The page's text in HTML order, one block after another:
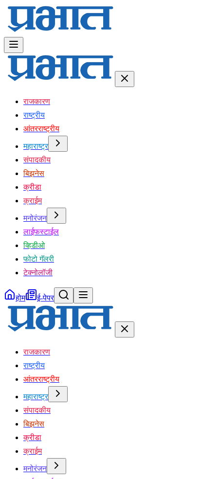
राजकारण
राष्ट्रीय
आंतरराष्ट्रीय
महाराष्ट्र
संपादकीय
बिझनेस
क्रीडा
क्राईम
मनोरंजन
लाईफस्टाईल
व्हिडीओ
फोटो गॅलरी
टेक्नोलॉजी
होम ई-पेपर
राजकारण
राष्ट्रीय
आंतरराष्ट्रीय
महाराष्ट्र
संपादकीय
बिझनेस
क्रीडा
क्राईम
मनोरंजन